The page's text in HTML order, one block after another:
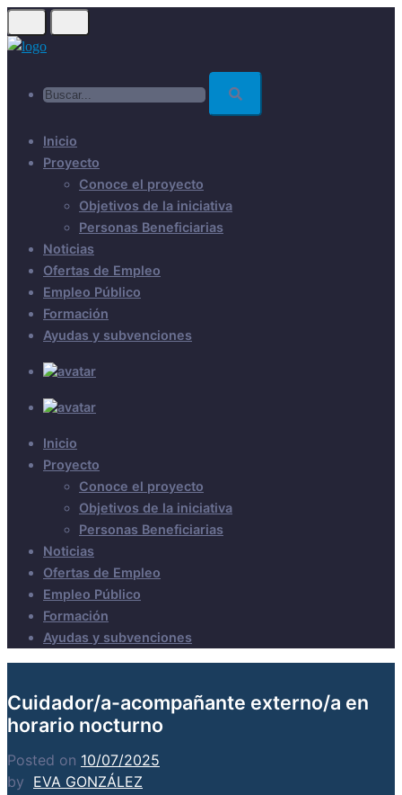
Skip
to
Inicio
Proyecto
Conoce el proyecto
Objetivos de la iniciativa
Personas Beneficiarias
Noticias
Ofertas de Empleo
Empleo Público
Formación
Ayudas y subvenciones
Inicio
Proyecto
Conoce el proyecto
Objetivos de la iniciativa
Personas Beneficiarias
Noticias
Ofertas de Empleo
Empleo Público
Formación
Ayudas y subvenciones
Cuidador/a-acompañante externo/a en
horario nocturno
Posted on 10/07/2025
by EVA GONZÁLEZ